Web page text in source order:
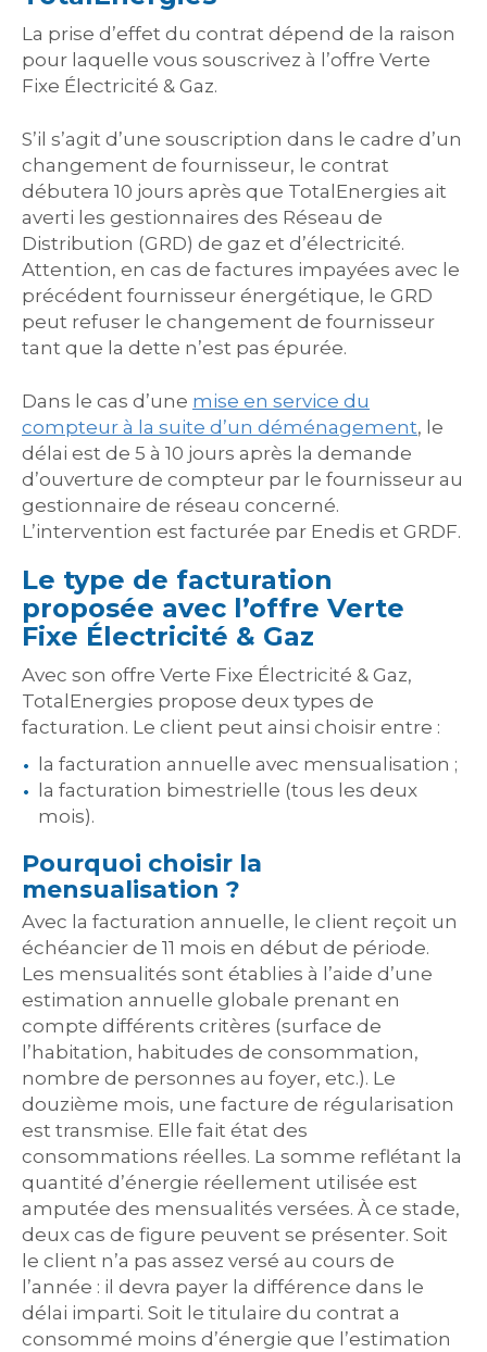
La prise d’effet du contrat dépend de la raison
pour laquelle vous souscrivez à l’offre Verte
Fixe Électricité & Gaz.
S’il s’agit d’une souscription dans le cadre d’un
changement de fournisseur, le contrat
débutera 10 jours après que TotalEnergies ait
averti les gestionnaires des Réseau de
Distribution (GRD) de gaz et d’électricité.
Attention, en cas de factures impayées avec le
précédent fournisseur énergétique, le GRD
peut refuser le changement de fournisseur
tant que la dette n’est pas épurée.
Dans le cas d’une mise en service du
compteur à la suite d’un déménagement, le
délai est de 5 à 10 jours après la demande
d’ouverture de compteur par le fournisseur au
gestionnaire de réseau concerné.
L’intervention est facturée par Enedis et GRDF.
Le type de facturation
proposée avec l’offre Verte
Fixe Électricité & Gaz
Avec son offre Verte Fixe Électricité & Gaz,
TotalEnergies propose deux types de
facturation. Le client peut ainsi choisir entre :
la facturation annuelle avec mensualisation ;
la facturation bimestrielle (tous les deux
mois).
Pourquoi choisir la
mensualisation ?
Avec la facturation annuelle, le client reçoit un
échéancier de 11 mois en début de période.
Les mensualités sont établies à l’aide d’une
estimation annuelle globale prenant en
compte différents critères (surface de
l’habitation, habitudes de consommation,
nombre de personnes au foyer, etc.). Le
douzième mois, une facture de régularisation
est transmise. Elle fait état des
consommations réelles. La somme reflétant la
quantité d’énergie réellement utilisée est
amputée des mensualités versées. À ce stade,
deux cas de figure peuvent se présenter. Soit
le client n’a pas assez versé au cours de
l’année : il devra payer la différence dans le
délai imparti. Soit le titulaire du contrat a
consommé moins d’énergie que l’estimation